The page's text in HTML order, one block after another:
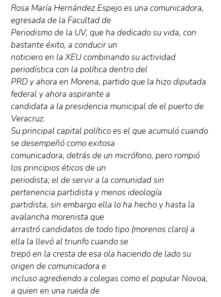
Rosa María Hernández Espejo es una comunicadora,
egresada de la Facultad de
Periodismo de la UV, que ha dedicado su vida, con
bastante éxito, a conducir un
noticiero en la XEU combinando su actividad
periodística con la política dentro del
PRD y ahora en Morena, partido que la hizo diputada
federal y ahora aspirante a
candidata a la presidencia municipal de el puerto de
Veracruz.
Su principal capital político es el que acumuló cuando
se desempeñó como exitosa
comunicadora, detrás de un micrófono, pero rompió
los principios éticos de un
periodista; el de servir a la comunidad sin
pertenencia partidista y menos ideología
partidista, sin embargo ella lo ha hecho y hasta la
avalancha morenista que
arrastró candidatos de todo tipo (morenos claro) a
ella la llevó al triunfo cuando se
trepó en la cresta de esa ola haciendo de lado su
origen de comunicadora e
incluso agrediendo a colegas como el popular Novoa,
a quien en una rueda de